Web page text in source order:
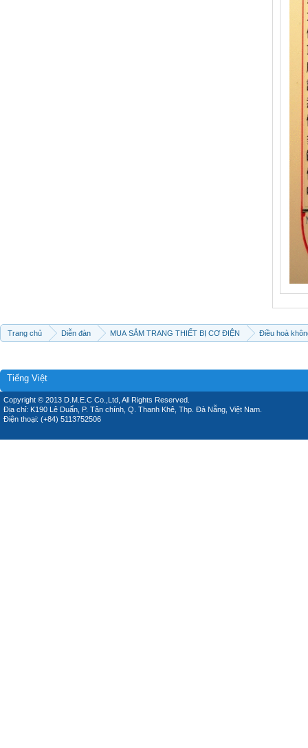
Trang chủ Diễn đàn MUA SẮM TRANG THIẾT BỊ CƠ ĐIỆN Điều hoà
Tiếng Việt
Copyright © 2013 D.M.E.C Co.,Ltd, All Rights Reserved.
Địa chỉ: K190 Lê Duẩn, P. Tân chính, Q. Thanh Khê, Thp. Đà Nẵng, Việt Nam.
Điện thoại: (+84) 5113752506